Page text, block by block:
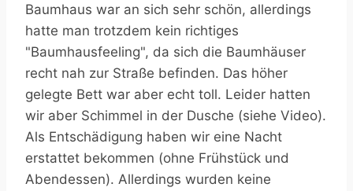
Baumhaus war an sich sehr schön, allerdings
hatte man trotzdem kein richtiges
"Baumhausfeeling", da sich die Baumhäuser
recht nah zur Straße befinden. Das höher
gelegte Bett war aber echt toll. Leider hatten
wir aber Schimmel in der Dusche (siehe Video).
Als Entschädigung haben wir eine Nacht
erstattet bekommen (ohne Frühstück und
Abendessen). Allerdings wurden keine